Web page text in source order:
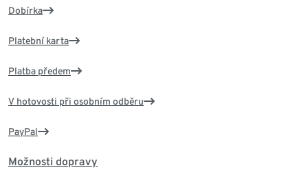
Dobírka
Platební karta
Platba předem
V hotovosti při osobním odběru
PayPal
Možnosti dopravy